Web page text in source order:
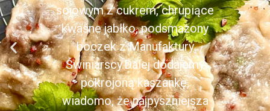
sojowym z cukrem, chrupiące
kwaśne jabłko, podsmażony
boczek z Manufaktury
Świniarscy.Dalej dodajemy
pokrojoną kaszankę,
wiadomo, że najpyszniejsza